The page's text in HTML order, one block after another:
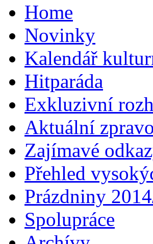
Home
Novinky
Kalendář
Hitparáda
Exkluzivní
Aktuální
Zajímavé
Přehled
Prázdniny
Spolupráce